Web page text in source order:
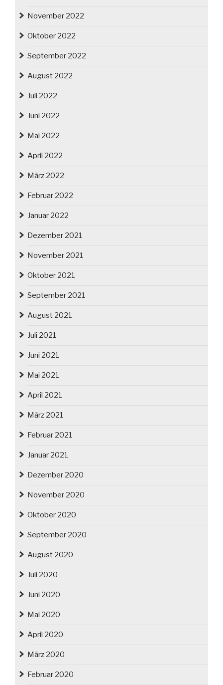
November 2022
Oktober 2022
September 2022
August 2022
Juli 2022
Juni 2022
Mai 2022
April 2022
März 2022
Februar 2022
Januar 2022
Dezember 2021
November 2021
Oktober 2021
September 2021
August 2021
Juli 2021
Juni 2021
Mai 2021
April 2021
März 2021
Februar 2021
Januar 2021
Dezember 2020
November 2020
Oktober 2020
September 2020
August 2020
Juli 2020
Juni 2020
Mai 2020
April 2020
März 2020
Februar 2020